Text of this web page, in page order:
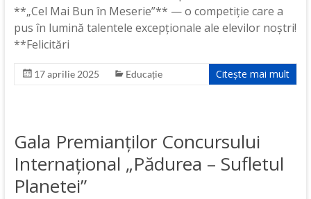
**„Cel Mai Bun în Meserie”** — o competiție care a
pus în lumină talentele excepționale ale elevilor noștri!
**Felicitări
17 aprilie 2025 Educație Citește mai mult
Gala Premianților Concursului
Internațional „Pădurea – Sufletul
Planetei”